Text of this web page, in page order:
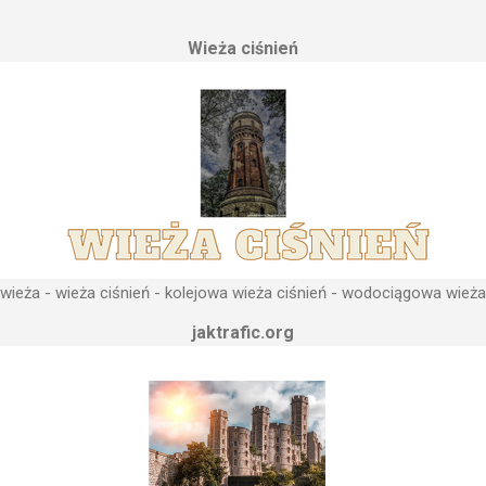
najwyższym lokalnym wzniesieniu. Ponieważ gromadząca się
Wieża ciśnień
- wieża ciśnień - kolejowa wieża ciśnień - wodociągowa
jaktrafic.org